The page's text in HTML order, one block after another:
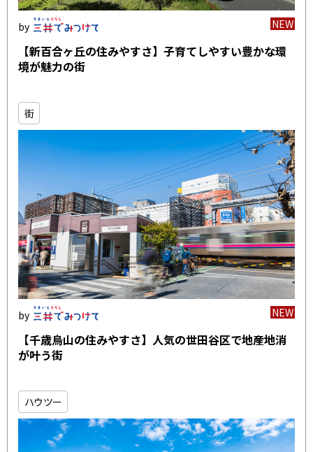
NEW
【新百合ヶ丘の住みやすさ】子育てしやすい豊かな環
境が魅力の街
街
NEW
【千歳烏山の住みやすさ】人気の世田谷区で地産地消
が叶う街
ハウツー